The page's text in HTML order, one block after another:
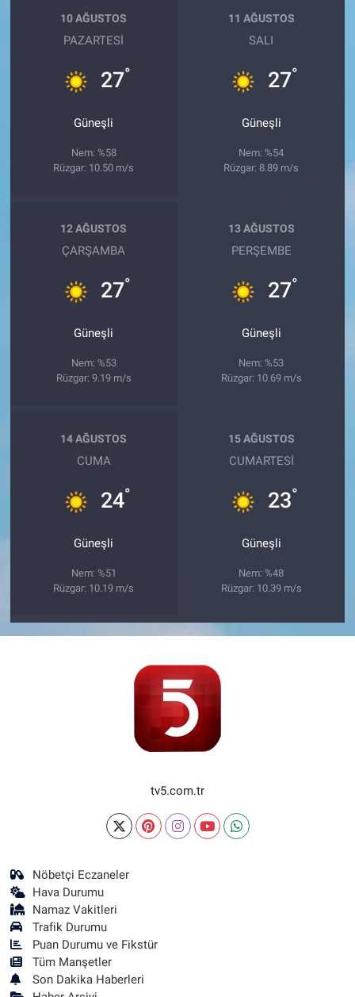
10 AĞUSTOS
PAZARTESI
27°
Güneşli
Nem: %58
Rüzgar: 10.50 m/s
11 AĞUSTOS
SALI
27°
Güneşli
Nem: %54
Rüzgar: 8.89 m/s
12 AĞUSTOS
ÇARŞAMBA
27°
Güneşli
Nem: %53
Rüzgar: 9.19 m/s
13 AĞUSTOS
PERŞEMBE
27°
Güneşli
Nem: %53
Rüzgar: 10.69 m/s
14 AĞUSTOS
CUMA
24°
Güneşli
Nem: %51
Rüzgar: 10.19 m/s
15 AĞUSTOS
CUMARTESI
23°
Güneşli
Nem: %48
Rüzgar: 10.39 m/s
tv5.com.tr
Nöbetçi Eczaneler
Hava Durumu
Namaz Vakitleri
Trafik Durumu
Puan Durumu ve Fikstür
Tüm Manşetler
Son Dakika Haberleri